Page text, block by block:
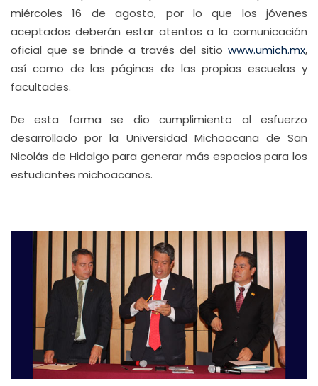
miércoles 16 de agosto, por lo que los jóvenes
aceptados deberán estar atentos a la comunicación
oficial que se brinde a través del sitio www.umich.mx,
así como de las páginas de las propias escuelas y
facultades.
De esta forma se dio cumplimiento al esfuerzo
desarrollado por la Universidad Michoacana de San
Nicolás de Hidalgo para generar más espacios para los
estudiantes michoacanos.